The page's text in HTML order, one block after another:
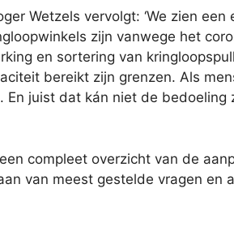
Wetzels vervolgt: ‘We zien
zijn vanwege het
en sortering van
bereikt zijn grenzen. Als
juist dat kán niet de bedoeling
compleet overzicht van de
van meest gestelde vragen en